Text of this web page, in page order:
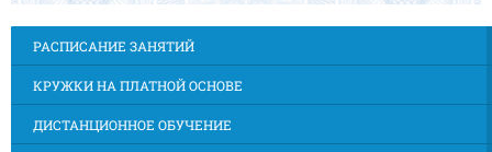
РАСПИСАНИЕ ЗАНЯТИЙ
КРУЖКИ НА ПЛАТНОЙ ОСНОВЕ
ДИСТАНЦИОННОЕ ОБУЧЕНИЕ